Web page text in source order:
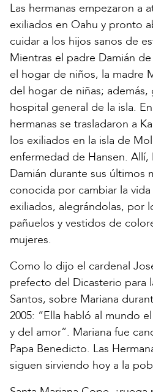
Las hermanas empezaron a
exiliados en Oahu y pronto
cuidar a los hijos sanos de
Mientras el padre Damián
el hogar de niños, la madre
del hogar de niñas;
hospital general de la isla.
hermanas se trasladaron a
los exiliados en la isla de
enfermedad de Hansen.
Damián durante sus últimos
conocida por cambiar la
exiliados, alegrándolas, por
pañuelos y vestidos de
mujeres.
Como lo dijo el cardenal
prefecto del Dicasterio para
Santos, sobre Mariana
2005: “Ella habló al mundo
y del amor”. Mariana fue
Papa Benedicto. Las
siguen sirviendo hoy a la